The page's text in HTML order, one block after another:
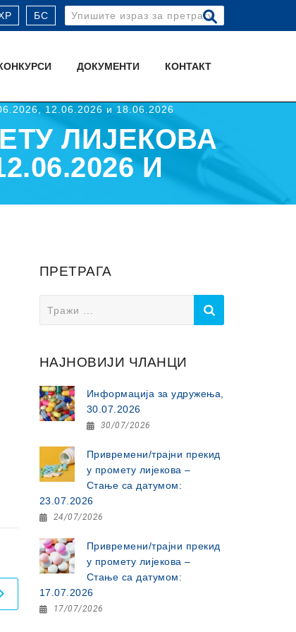
БС
Search
for:
ДОКУМЕНТИ КОНТАКТ
12.06.2026 и 18.06.2026
ЛИЈЕКОВА
И
ПРЕТРАГА
for:
НАЈНОВИЈИ ЧЛАНЦИ
Информација за удружења,
30.07.2026
30/07/2026
Привремени/трајни прекид
у промету лијекова –
Стање са датумом:
23.07.2026
24/07/2026
Привремени/трајни прекид
у промету лијекова –
Стање са датумом:
17.07.2026
17/07/2026